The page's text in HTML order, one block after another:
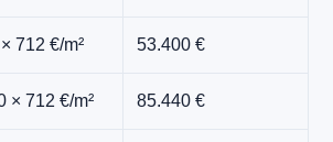
712 €/m² 53.400 €
× 712 €/m² 85.440 €